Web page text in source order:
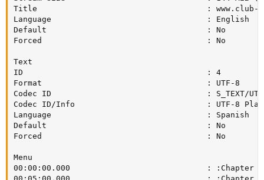
Title                                    : www.club-
Language                                 : English
Default                                  : No
Forced                                   : No
Text
ID                                       : 4
Format                                   : UTF-8
Codec ID                                 : S_TEXT/
Codec ID/Info                            : UTF-8
Language                                 : Spanish
Default                                  : No
Forced                                   : No
Menu
00:00:00.000                             : :Chapter 1